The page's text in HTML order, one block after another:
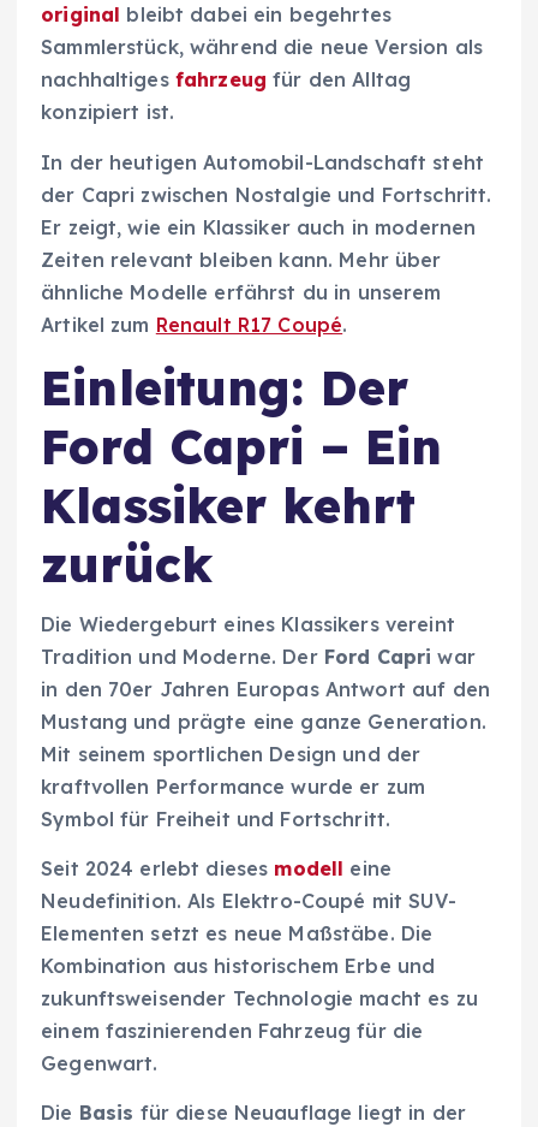
original bleibt dabei ein begehrtes
Sammlerstück, während die neue Version als
nachhaltiges fahrzeug für den Alltag
konzipiert ist.
In der heutigen Automobil-Landschaft steht
der Capri zwischen Nostalgie und Fortschritt.
Er zeigt, wie ein Klassiker auch in modernen
Zeiten relevant bleiben kann. Mehr über
ähnliche Modelle erfährst du in unserem
Artikel zum Renault R17 Coupé.
Einleitung: Der
Ford Capri – Ein
Klassiker kehrt
zurück
Die Wiedergeburt eines Klassikers vereint
Tradition und Moderne. Der Ford Capri war
in den 70er Jahren Europas Antwort auf den
Mustang und prägte eine ganze Generation.
Mit seinem sportlichen Design und der
kraftvollen Performance wurde er zum
Symbol für Freiheit und Fortschritt.
Seit 2024 erlebt dieses modell eine
Neudefinition. Als Elektro-Coupé mit SUV-
Elementen setzt es neue Maßstäbe. Die
Kombination aus historischem Erbe und
zukunftsweisender Technologie macht es zu
einem faszinierenden Fahrzeug für die
Gegenwart.
Die Basis für diese Neuauflage liegt in der